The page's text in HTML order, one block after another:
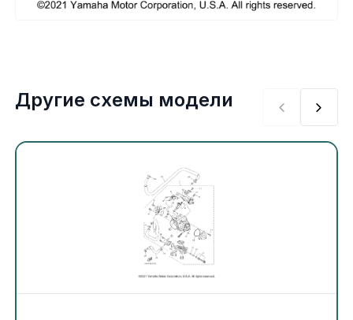
Шины, диски, гусеницы
Экипировка и одежда
Электрика
Другое
Движители (гребные винты)
Швартовное оборудование
Другие схемы модели